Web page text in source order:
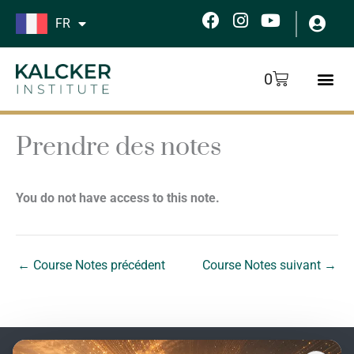
Aller
FR
F
c
o
k
I
s
g
Y
u
t
u
b
0
Panier
Prendre des notes
You do not have access to this note.
← Course Notes précédent Course Notes suivant →